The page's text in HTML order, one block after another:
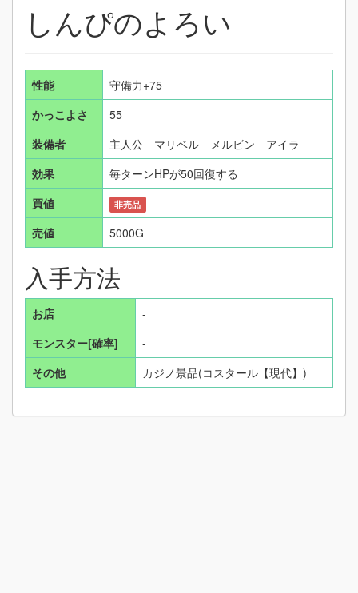
しんぴのよろい
性能
守備力+75
かっこよさ
55
装備者
主人公 マリベル メルビン アイラ
効果
毎ターンHPが50回復する
買値
非売品
売値 5000G
入手方法
お店
-
モンスター[確率]
-
その他
カジノ景品(コスタール【現代】)